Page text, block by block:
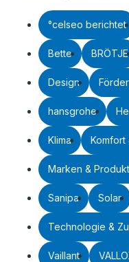
°celseo berichtet
Bette BRÖTJE
Design
hansgrohe
Klima Komfort
Marken &
Sanipa Solar
Technologie &
Vaillant